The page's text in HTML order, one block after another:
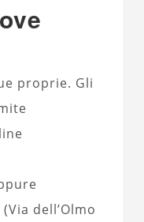
proprie. Gli
dell’Olmo